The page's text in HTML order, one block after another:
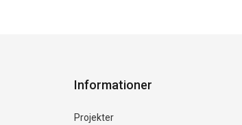
Informationer
Projekter